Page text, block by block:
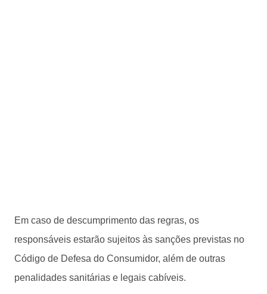
Em caso de descumprimento das regras, os
responsáveis estarão sujeitos às sanções previstas no
Código de Defesa do Consumidor, além de outras
penalidades sanitárias e legais cabíveis.